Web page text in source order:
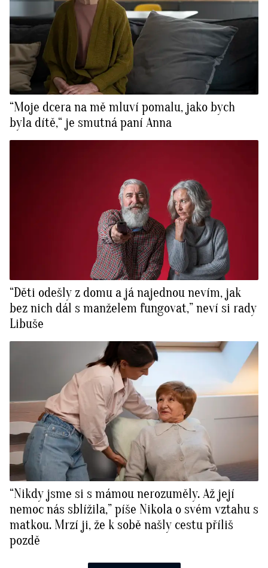
“Moje dcera na mě mluví pomalu, jako bych
byla dítě,“ je smutná paní Anna
“Děti odešly z domu a já najednou nevím, jak
bez nich dál s manželem fungovat,” neví si rady
Libuše
“Nikdy jsme si s mámou nerozuměly. Až její
nemoc nás sblížila,” píše Nikola o svém vztahu s
matkou. Mrzí ji, že k sobě našly cestu příliš
pozdě